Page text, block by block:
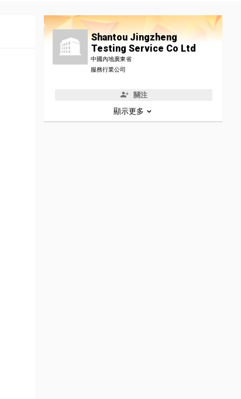
Shantou Jingzheng
Testing Service Co Ltd
中國內地廣東省
服務行業公司
關注
顯示更多